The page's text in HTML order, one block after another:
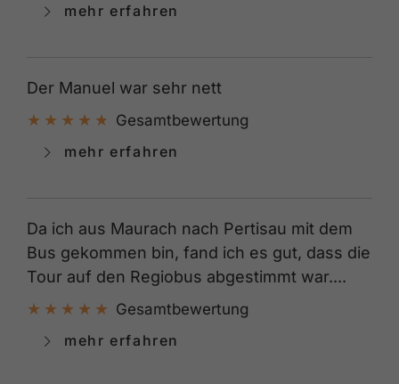
mehr erfahren
Der Manuel war sehr nett
Gesamtbewertung
mehr erfahren
Da ich aus Maurach nach Pertisau mit dem
Bus gekommen bin, fand ich es gut, dass die
Tour auf den Regiobus abgestimmt war....
Gesamtbewertung
mehr erfahren